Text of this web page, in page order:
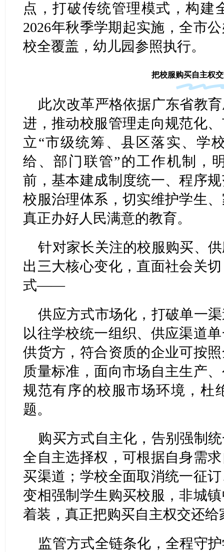
点，打破传统管理模式，构建
2026年秋季学期起实施，全市
校全覆盖，幼儿园参照执行。
把校服购买自主权
此次改革严格依据广东省教
进，推动校服管理走向规范化
立“市级统筹、县区落实、学
给、部门联管”的工作机制，
前，基本建成制度统一、程序
校服治理体系，切实维护学生
真正办好人民满意的教育。
针对家长关注的校服购买、
出三大核心变化，直面社会关
式——
供应方式市场化，打破单一
以往学校统一组织、供应渠道
供货方，符合资质的企业可按
质量标准，面向市场自主生产
规范有序的校服市场环境，杜
题。
购买方式自主化，告别强制
全自主选择权，可根据自身需
买渠道；学校全面取消统一征
变相强制学生购买校服，非城
着装，真正把购买自主权交还给
监管方式全链条化，全程守